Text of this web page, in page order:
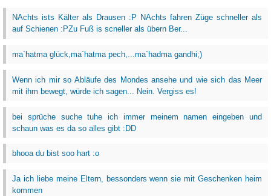
NAchts ists Kälter als Drausen :P NAchts fahren Züge schneller als
auf Schienen :PZu Fuß is scneller als übern Ber...
ma`hatma glück,ma`hatma pech,...ma`hadma gandhi;)
Wenn ich mir so Abläufe des Mondes ansehe und wie sich das Meer
mit ihm bewegt, würde ich sagen... Nein. Vergiss es!
bei sprüche suche tuhe ich immer meinem namen eingeben und
schaun was es da so alles gibt :DD
bhooa du bist soo hart :o
Ja ich liebe meine Eltern, bessonders wenn sie mit Geschenken heim
kommen